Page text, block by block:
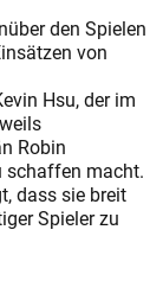
den Spielen
von
Hsu, der im
Robin
schaffen macht.
dass sie breit
Spieler zu